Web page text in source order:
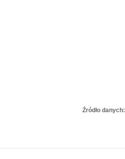
Źródło danych: